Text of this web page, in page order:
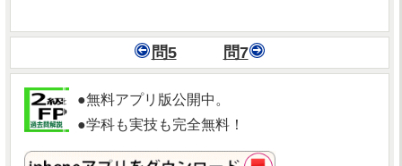
問5 問7
●無料アプリ版公開中。
●学科も実技も完全無料！